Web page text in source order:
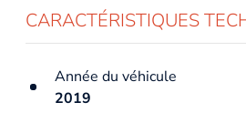
CARACTÉRISTIQUES
Année du véhicule
2019